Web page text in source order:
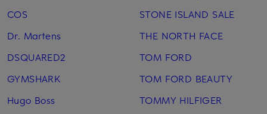
COS
Dr. Martens
DSQUARED2
GYMSHARK
Hugo Boss
STONE ISLAND SALE
THE NORTH FACE
TOM FORD
TOM FORD BEAUTY
TOMMY HILFIGER